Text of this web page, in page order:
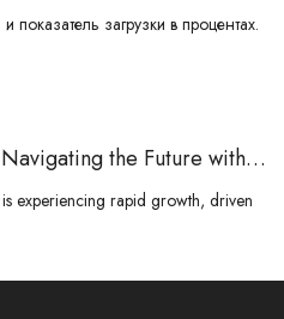
загрузки в процентах.
the Future with
experiencing rapid growth, driven